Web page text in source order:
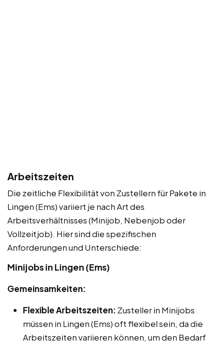
Arbeitszeiten
Die zeitliche Flexibilität von Zustellern für Pakete in
Lingen (Ems) variiert je nach Art des
Arbeitsverhältnisses (Minijob, Nebenjob oder
Vollzeitjob). Hier sind die spezifischen
Anforderungen und Unterschiede:
Minijobs in Lingen (Ems)
Gemeinsamkeiten:
Flexible Arbeitszeiten: Zusteller in Minijobs
müssen in Lingen (Ems) oft flexibel sein, da die
Arbeitszeiten variieren können, um den Bedarf